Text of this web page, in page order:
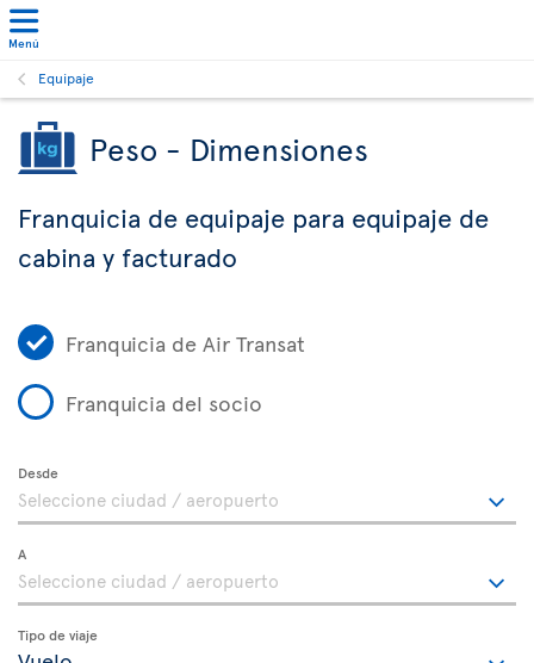
Menú
Equipaje
Peso - Dimensiones
Franquicia de equipaje para equipaje de
cabina y facturado
Franquicia de Air Transat
Franquicia del socio
Desde
A
Tipo de viaje